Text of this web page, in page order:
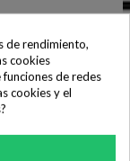
de rendimiento,
cookies
de redes
cookies y el